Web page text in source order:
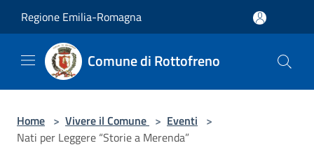
Regione Emilia-Romagna
Comune di Rottofreno
Home > Vivere il Comune > Eventi >
Nati per Leggere “Storie a Merenda”